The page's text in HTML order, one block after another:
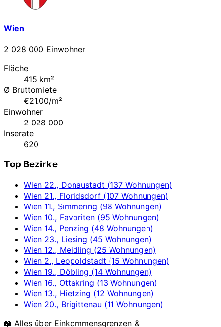
Wien
2 028 000 Einwohner
Fläche
415 km²
Ø Bruttomiete
€21.00/m²
Einwohner
2 028 000
Inserate
620
Top Bezirke
Wien 22., Donaustadt (137 Wohnungen)
Wien 21., Floridsdorf (107 Wohnungen)
Wien 11., Simmering (98 Wohnungen)
Wien 10., Favoriten (95 Wohnungen)
Wien 14., Penzing (48 Wohnungen)
Wien 23., Liesing (45 Wohnungen)
Wien 12., Meidling (25 Wohnungen)
Wien 2., Leopoldstadt (15 Wohnungen)
Wien 19., Döbling (14 Wohnungen)
Wien 16., Ottakring (13 Wohnungen)
Wien 13., Hietzing (12 Wohnungen)
Wien 20., Brigittenau (11 Wohnungen)
📖 Alles über Einkommensgrenzen &